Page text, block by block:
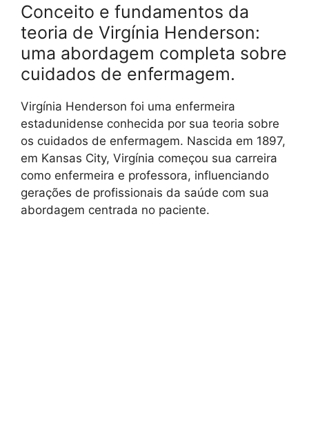
Conceito e fundamentos da
teoria de Virgínia Henderson:
uma abordagem completa sobre
cuidados de enfermagem.
Virgínia Henderson foi uma enfermeira
estadunidense conhecida por sua teoria sobre
os cuidados de enfermagem. Nascida em 1897,
em Kansas City, Virgínia começou sua carreira
como enfermeira e professora, influenciando
gerações de profissionais da saúde com sua
abordagem centrada no paciente.